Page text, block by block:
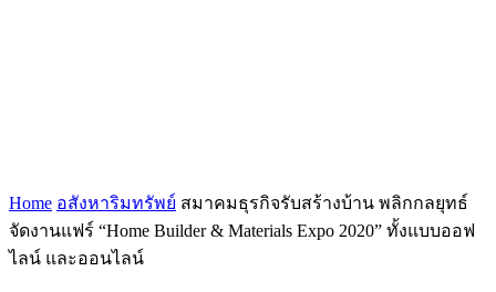
Home อสังหาริมทรัพย์ สมาคมธุรกิจรับสร้างบ้าน พลิกกลยุทธ์
จัดงานแฟร์ “Home Builder & Materials Expo 2020” ทั้งแบบออฟ
ไลน์ และออนไลน์